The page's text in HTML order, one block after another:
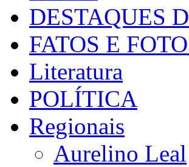
DESTAQUES
FATOS E
Literatura
POLÍTICA
Regionais
Aurelino Leal